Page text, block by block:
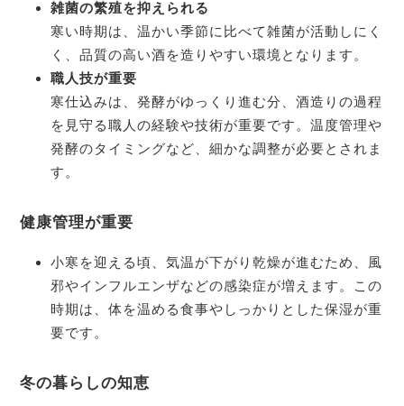
雑菌の繁殖を抑えられる
寒い時期は、温かい季節に比べて雑菌が活動しにく
く、品質の高い酒を造りやすい環境となります。
職人技が重要
寒仕込みは、発酵がゆっくり進む分、酒造りの過程
を見守る職人の経験や技術が重要です。温度管理や
発酵のタイミングなど、細かな調整が必要とされま
す。
健康管理が重要
小寒を迎える頃、気温が下がり乾燥が進むため、風
邪やインフルエンザなどの感染症が増えます。この
時期は、体を温める食事やしっかりとした保湿が重
要です。
冬の暮らしの知恵